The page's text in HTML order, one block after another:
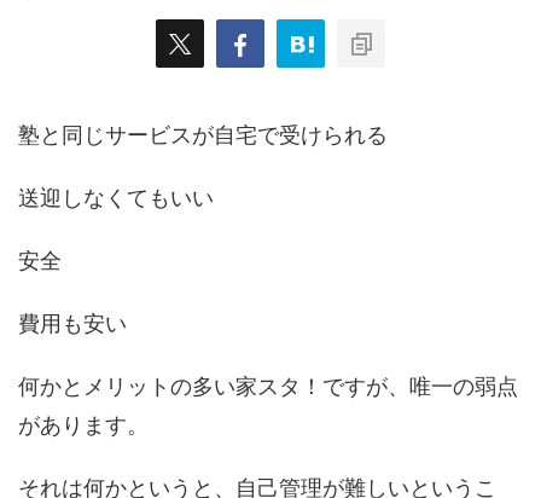
塾と同じサービスが自宅で受けられる
送迎しなくてもいい
安全
費用も安い
何かとメリットの多い家スタ！ですが、唯一の弱点
があります。
それは何かというと、自己管理が難しいというこ